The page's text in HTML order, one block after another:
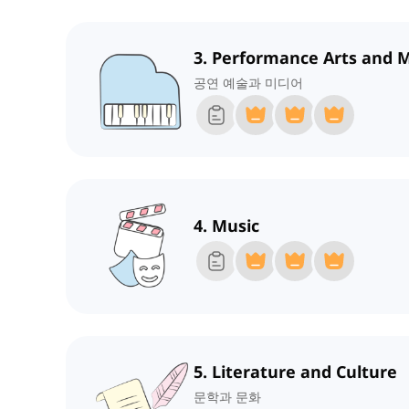
3. Performance Arts and
공연 예술과 미디어
4. Music
5. Literature and Culture
문학과 문화